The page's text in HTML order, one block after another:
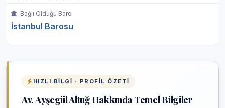
Bağlı Olduğu Baro
İstanbul Barosu
HIZLI BILGI · PROFIL ÖZETI
Av. Ayşegül Altuğ Hakkında Temel Bilgiler